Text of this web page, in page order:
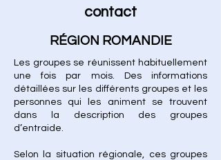
contact
RÉGION ROMANDIE
Les groupes se réunissent habituellement
une fois par mois. Des informations
détaillées sur les différents groupes et les
personnes qui les animent se trouvent
dans la description des groupes
d’entraide.
Selon la situation régionale, ces groupes